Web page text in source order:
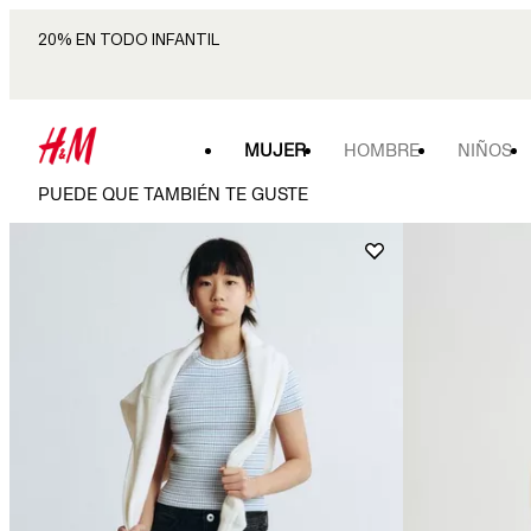
20% EN TODO INFANTIL
MUJER HOMBRE NIÑOS
PUEDE QUE TAMBIÉN TE GUSTE